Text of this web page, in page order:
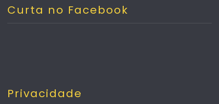
Curta no Facebook
Privacidade